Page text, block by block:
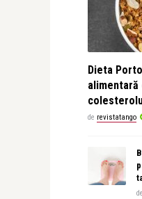
Dieta
de revistatango
de